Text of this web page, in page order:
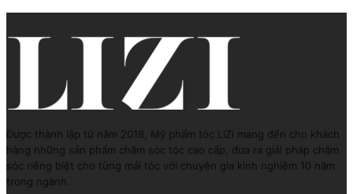
Được thành lập từ năm 2018, Mỹ phẩm tóc LiZi mang đến cho khách
hàng những sản phẩm chăm sóc tóc cao cấp, đưa ra giải pháp chăm
sóc riêng biệt cho từng mái tóc với chuyên gia kinh nghiệm 10 năm
trong ngành.